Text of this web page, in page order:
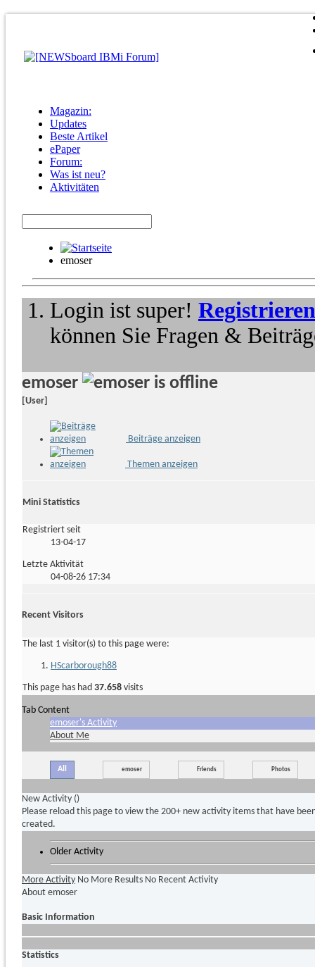
Magazin:
Updates
Beste Artikel
ePaper
Forum:
Was ist neu?
Aktivitäten
emoser
Login ist super! Registrieren
können Sie Fragen &
emoser
[User]
Beiträge anzeigen
Themen anzeigen
Mini Statistics
Registriert seit
13-04-17
Letzte Aktivität
04-08-26 17:34
Recent Visitors
The last 1 visitor(s) to this page were:
HScarborough88
This page has had 37.658 visits
Tab Content
emoser's Activity
About Me
All emoser Friends Photos
New Activity ()
Please reload this page to view the 200+ new activity items that have
created.
Older Activity
More Activity No More Results No Recent Activity
About emoser
Basic Information
Statistics